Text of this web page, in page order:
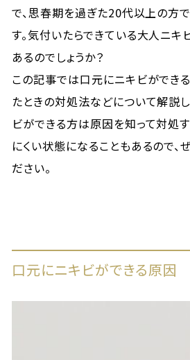
で、思春期を過ぎた20代以上の方
す。気付いたらできている大人ニ
あるのでしょうか？
この記事では口元にニキビができ
たときの対処法などについて解説
ビができる方は原因を知って対処
にくい状態になることもあるので、
ださい。
口元にニキビができる原因